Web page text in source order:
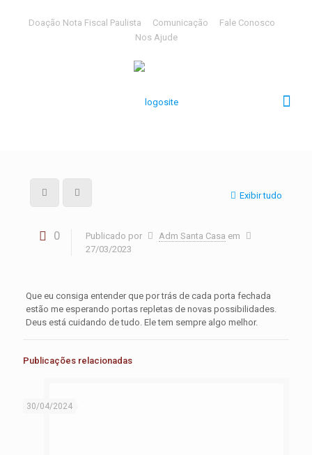
Doação Nota Fiscal Paulista Comunicação
Fale Conosco
Nos Ajude
Exibir tudo
0 Publicado por Adm Santa Casa em
27/03/2023
Que eu consiga entender que por trás de cada porta fechada
estão me esperando portas repletas de novas possibilidades.
Deus está cuidando de tudo. Ele tem sempre algo melhor.
Publicações relacionadas
30/04/2024